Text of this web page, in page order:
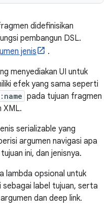
didefinisikan
pembangun DSL.
jenis
.
menyediakan UI untuk
efek yang sama seperti
pada tujuan fragmen
XML.
serializable yang
argumen navigasi apa
ini, dan jenisnya.
lambda opsional untuk
label tujuan, serta
dan deep link.